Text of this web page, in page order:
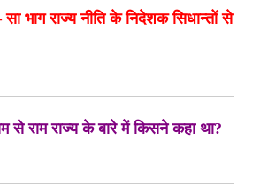
भाग राज्य नीति के निदेशक सिधान्तों से
से राम राज्य के बारे में किसने कहा था?